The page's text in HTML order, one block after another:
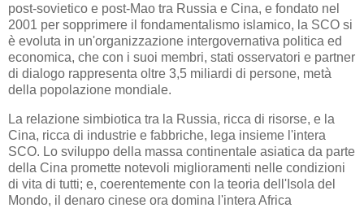
post-sovietico e post-Mao tra Russia e Cina, e fondato nel
2001 per sopprimere il fondamentalismo islamico, la SCO si
è evoluta in un'organizzazione intergovernativa politica ed
economica, che con i suoi membri, stati osservatori e partner
di dialogo rappresenta oltre 3,5 miliardi di persone, metà
della popolazione mondiale.
La relazione simbiotica tra la Russia, ricca di risorse, e la
Cina, ricca di industrie e fabbriche, lega insieme l'intera
SCO. Lo sviluppo della massa continentale asiatica da parte
della Cina promette notevoli miglioramenti nelle condizioni
di vita di tutti; e, coerentemente con la teoria dell'Isola del
Mondo, il denaro cinese ora domina l'intera Africa